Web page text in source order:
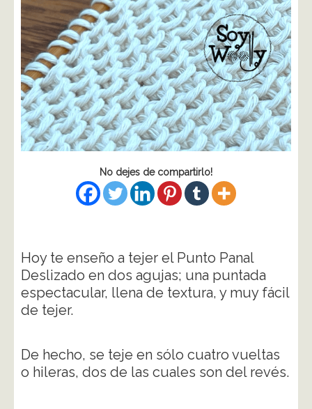
No dejes de compartirlo!
Hoy te enseño a tejer el Punto Panal
Deslizado en dos agujas; una puntada
espectacular, llena de textura, y muy fácil
de tejer.
De hecho, se teje en sólo cuatro vueltas
o hileras, dos de las cuales son del revés.